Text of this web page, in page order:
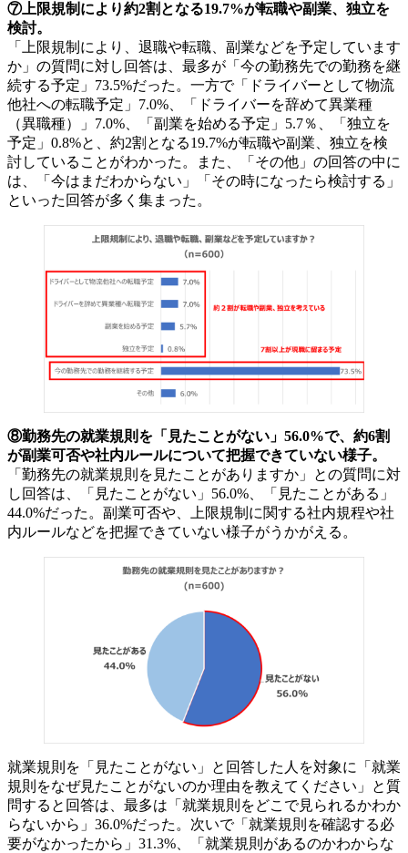
⑦上限規制により約2割となる19.7%が転職や副業、独立を
検討。
「上限規制により、退職や転職、副業などを予定しています
か」の質問に対し回答は、最多が「今の勤務先での勤務を継
続する予定」73.5%だった。一方で「ドライバーとして物流
他社への転職予定」7.0%、「ドライバーを辞めて異業種
（異職種）」7.0%、「副業を始める予定」5.7％、「独立を
予定」0.8%と、約2割となる19.7%が転職や副業、独立を検
討していることがわかった。また、「その他」の回答の中に
は、「今はまだわからない」「その時になったら検討する」
といった回答が多く集まった。
⑧勤務先の就業規則を「見たことがない」56.0%で、約6割
が副業可否や社内ルールについて把握できていない様子。
「勤務先の就業規則を見たことがありますか」との質問に対
し回答は、「見たことがない」56.0%、「見たことがある」
44.0%だった。副業可否や、上限規制に関する社内規程や社
内ルールなどを把握できていない様子がうかがえる。
就業規則を「見たことがない」と回答した人を対象に「就業
規則をなぜ見たことがないのか理由を教えてください」と質
問すると回答は、最多は「就業規則をどこで見られるかわか
らないから」36.0%だった。次いで「就業規則を確認する必
要がなかったから」31.3%、「就業規則があるのかわからな